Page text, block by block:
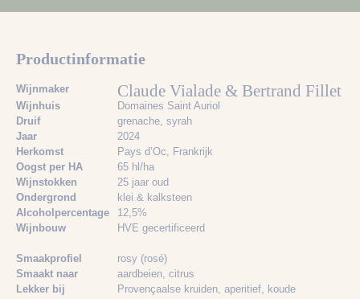
Productinformatie
Wijnmaker Claude Vialade & Bertrand Fillet
Wijnhuis
Domaines Saint Auriol
Druif
grenache , syrah
Jaar
2024
Herkomst
Pays d’Oc, Frankrijk
Oogst per HA
65 hl/ha
Wijnstokken
25 jaar oud
Ondergrond
klei & kalksteen
Alcoholpercentage
12,5%
Wijnbouw
HVE gecertificeerd
Smaakprofiel
rosy (rosé)
Smaakt naar
aardbeien , citrus
Lekker bij
Provençaalse kruiden , aperitief , koude